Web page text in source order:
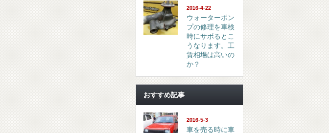
2016-4-22
ウォーターポン
プの修理を車検
時にサボるとこ
うなります。工
賃相場は高いの
か？
おすすめ記事
2016-5-3
車を売る時に車